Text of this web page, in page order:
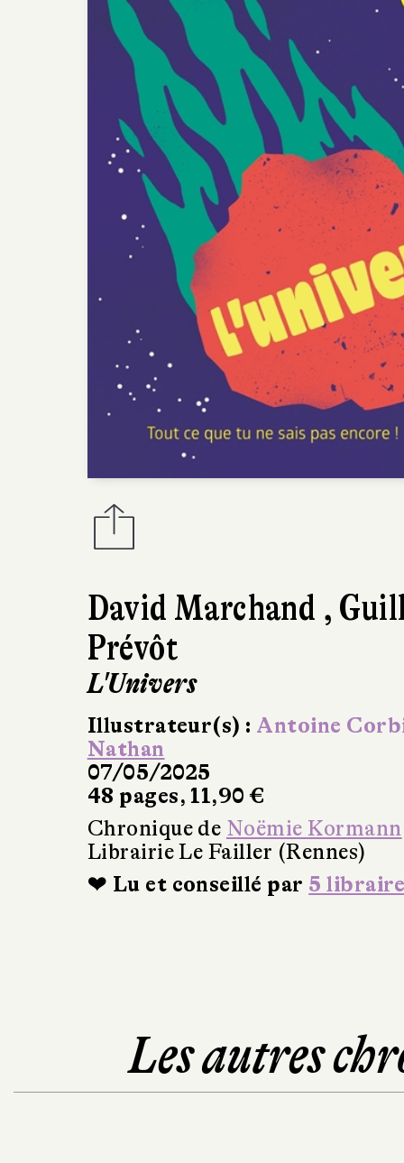
David Marchand ,
Prévôt
L'Univers
Illustrateur(s) : Antoine
Nathan
07/05/2025
48 pages, 11,90 €
Chronique de Noëmie Kormann
Librairie Le Failler (Rennes)
❤ Lu et conseillé par 5
Les autres